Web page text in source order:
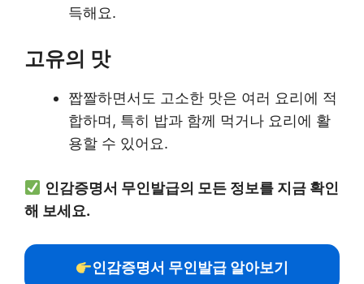
득해요.
고유의 맛
짭짤하면서도 고소한 맛은 여러 요리에 적
합하며, 특히 밥과 함께 먹거나 요리에 활
용할 수 있어요.
인감증명서 무인발급의 모든 정보를 지금 확인
해 보세요.
인감증명서 무인발급 알아보기